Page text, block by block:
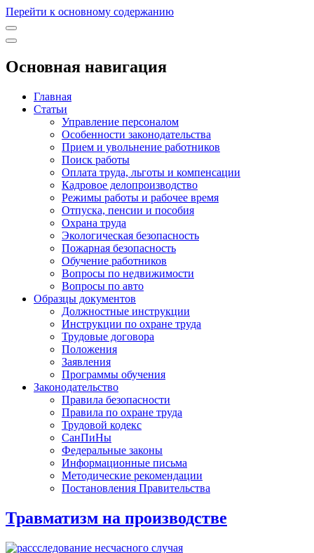
Перейти к основному содержанию
Основная навигация
Главная
Статьи
Управление персоналом
Особенности законодательства
Прием и увольнение работников
Поиск работы
Оплата труда, льготы и компенсации
Кадровое делопроизводство
Режимы работы и рабочее время
Отпуска, пенсии и пособия
Охрана труда
Экологическая безопасность
Пожарная безопасность
Обучение работников
Вопросы по недвижимости
Вопросы по авто
Образцы документов
Должностные инструкции
Инструкции по охране труда
Трудовые договора
Положения
Заявления
Программы обучения
Законодательство
Правила безопасности
Правила по охране труда
Трудовой кодекс
СанПиНы
Федеральные законы
Информационные письма
Методические рекомендации
Постановления Правительства
Травматизм на производстве